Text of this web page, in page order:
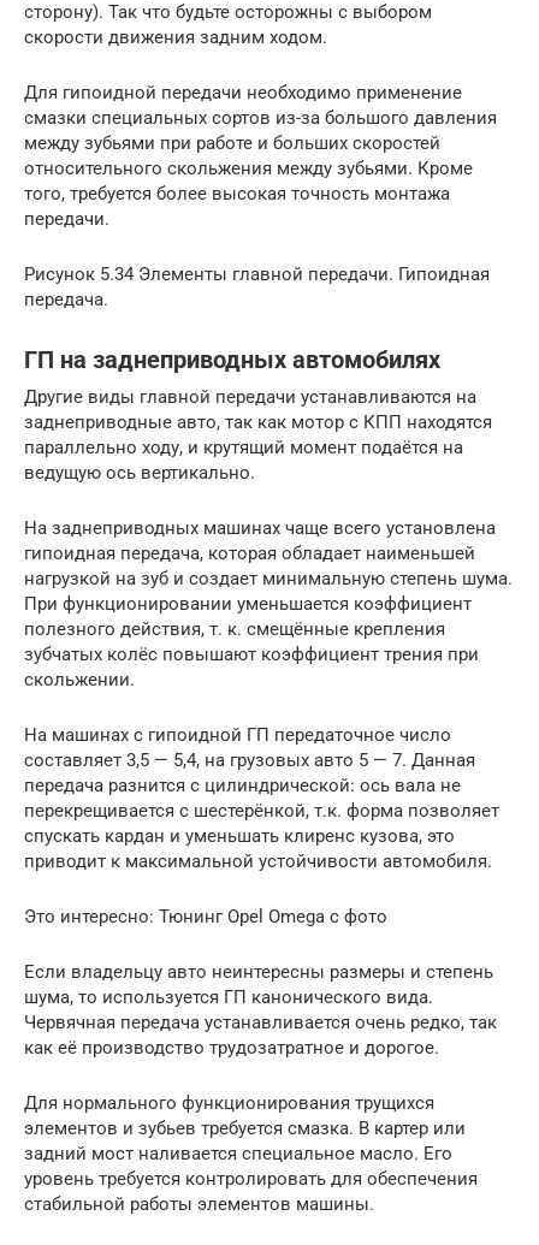
сторону). Так что будьте осторожны с выбором
скорости движения задним ходом.
Для гипоидной передачи необходимо применение
смазки специальных сортов из-за большого давления
между зубьями при работе и больших скоростей
относительного скольжения между зубьями. Кроме
того, требуется более высокая точность монтажа
передачи.
Рисунок 5.34 Элементы главной передачи. Гипоидная
передача.
ГП на заднеприводных автомобилях
Другие виды главной передачи устанавливаются на
заднеприводные авто, так как мотор с КПП находятся
параллельно ходу, и крутящий момент подаётся на
ведущую ось вертикально.
На заднеприводных машинах чаще всего установлена
гипоидная передача, которая обладает наименьшей
нагрузкой на зуб и создает минимальную степень шума.
При функционировании уменьшается коэффициент
полезного действия, т. к. смещённые крепления
зубчатых колёс повышают коэффициент трения при
скольжении.
На машинах с гипоидной ГП передаточное число
составляет 3,5 — 5,4, на грузовых авто 5 — 7. Данная
передача разнится с цилиндрической: ось вала не
перекрещивается с шестерёнкой, т.к. форма позволяет
спускать кардан и уменьшать клиренс кузова, это
приводит к максимальной устойчивости автомобиля.
Это интересно: Тюнинг Opel Omega с фото
Если владельцу авто неинтересны размеры и степень
шума, то используется ГП канонического вида.
Червячная передача устанавливается очень редко, так
как её производство трудозатратное и дорогое.
Для нормального функционирования трущихся
элементов и зубьев требуется смазка. В картер или
задний мост наливается специальное масло. Его
уровень требуется контролировать для обеспечения
стабильной работы элементов машины.